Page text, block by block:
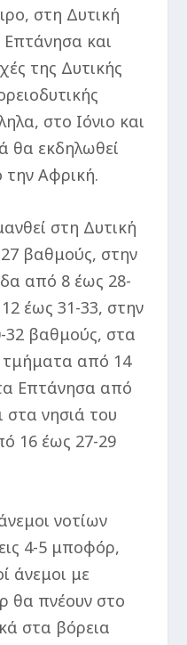
στη Δυτική
και
της Δυτικής
στο Ιόνιο και
θα εκδηλωθεί
Αφρική.
στη Δυτική
βαθμούς, στην
από 8 έως 28-
έως 31-33, στην
βαθμούς, στα
τμήματα από 14
Επτάνησα από
στα νησιά του
16 έως 27-29
νοτίων
4-5 μποφόρ,
άνεμοι με
θα πνέουν στο
στα βόρεια